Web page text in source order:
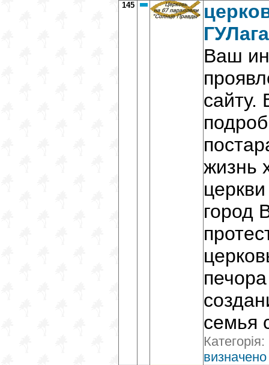
145
ГУЛага
Ваш
сайту.
жизнь
город
семья
Категорія:
визначено